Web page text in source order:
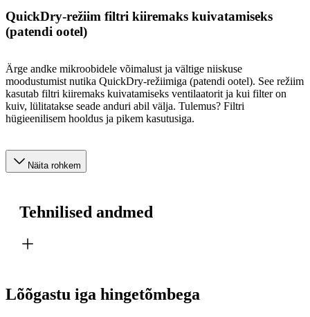
QuickDry-režiim filtri kiiremaks kuivatamiseks
(patendi ootel)
Ärge andke mikroobidele võimalust ja vältige niiskuse
moodustumist nutika QuickDry-režiimiga (patendi ootel). See režiim
kasutab filtri kiiremaks kuivatamiseks ventilaatorit ja kui filter on
kuiv, lülitatakse seade anduri abil välja. Tulemus? Filtri
hügieenilisem hooldus ja pikem kasutusiga.
Näita rohkem
Tehnilised andmed
Lõõgastu iga hingetõmbega